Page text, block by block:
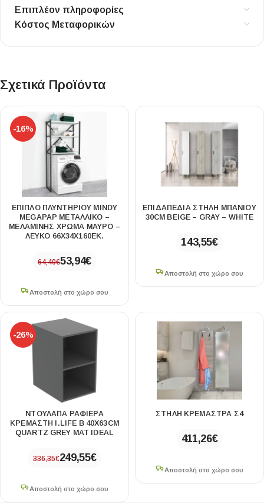
Επιπλέον πληροφορίες
Κόστος Μεταφορικών
Σχετικά Προϊόντα
-16%
ΈΠΙΠΛΟ ΠΛΥΝΤΗΡΊΟΥ MINDY
MEGAPAP ΜΕΤΑΛΛΙΚΌ –
ΜΕΛΑΜΊΝΗΣ ΧΡΏΜΑ ΜΑΎΡΟ –
ΛΕΥΚΌ 66X34X160ΕΚ.
64,40€53,94€
Αποστολή στο χώρο σου
ΕΠΙΔΑΠΕΔΙΑ ΣΤΗΛΗ ΜΠΑΝΙΟΥ
30CM BEIGE – GRAY – WHITE
143,55€
Αποστολή στο χώρο σου
-26%
ΝΤΟΥΛΑΠΑ ΡΑΦΙΕΡΑ
ΚΡΕΜΑΣΤΗ I.LIFE B 40X63CM
QUARTZ GREY MAT IDEAL
336,35€249,55€
Αποστολή στο χώρο σου
ΣΤΗΛΗ ΚΡΕΜΑΣΤΡΑ Σ4
411,26€
Αποστολή στο χώρο σου